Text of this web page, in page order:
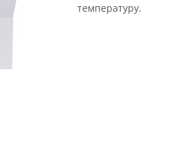
температуру.